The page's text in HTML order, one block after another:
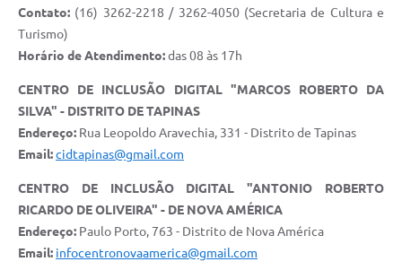
Contato: (16) 3262-2218 / 3262-4050 (Secretaria de Cultura e
Turismo)
Horário de Atendimento:das 08 às 17h
CENTRO DE INCLUSÃO DIGITAL "MARCOS ROBERTO DA
SILVA" - DISTRITO DE TAPINAS
Endereço: Rua Leopoldo Aravechia, 331 - Distrito de Tapinas
Email:cidtapinas@gmail.com
CENTRO DE INCLUSÃO DIGITAL "ANTONIO ROBERTO
RICARDO DE OLIVEIRA" - DE NOVA AMÉRICA
Endereço: Paulo Porto, 763 - Distrito de Nova América
Email: infocentronovaamerica@gmail.com